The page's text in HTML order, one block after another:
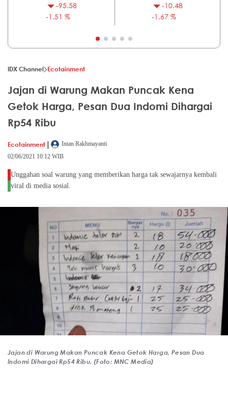
-95.58
-1.51 %
-10.48
-1.67 %
IDX Channel Ecotainment
Jajan di Warung Makan Puncak Kena
Getok Harga, Pesan Dua Indomi Dihargai
Rp54 Ribu
Ecotainment |
Intan Rakhmayanti
02/06/2021 10:12 WIB
Unggahan soal warung yang memberikan harga tak sewajarnya kembali
viral di media sosial.
Jajan di Warung Makan Puncak Kena Getok Harga, Pesan Dua
Indomi Dihargai Rp54 Ribu. (Foto: MNC Media)